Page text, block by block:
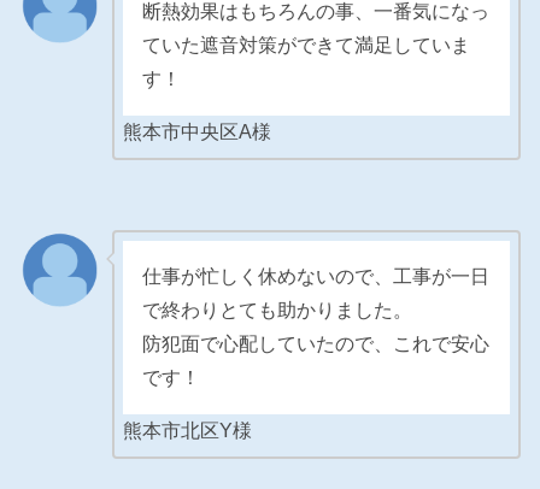
断熱効果はもちろんの事、一番気になっ
ていた遮音対策ができて満足していま
す！
熊本市中央区A様
仕事が忙しく休めないので、工事が一日
で終わりとても助かりました。
防犯面で心配していたので、これで安心
です！
熊本市北区Y様